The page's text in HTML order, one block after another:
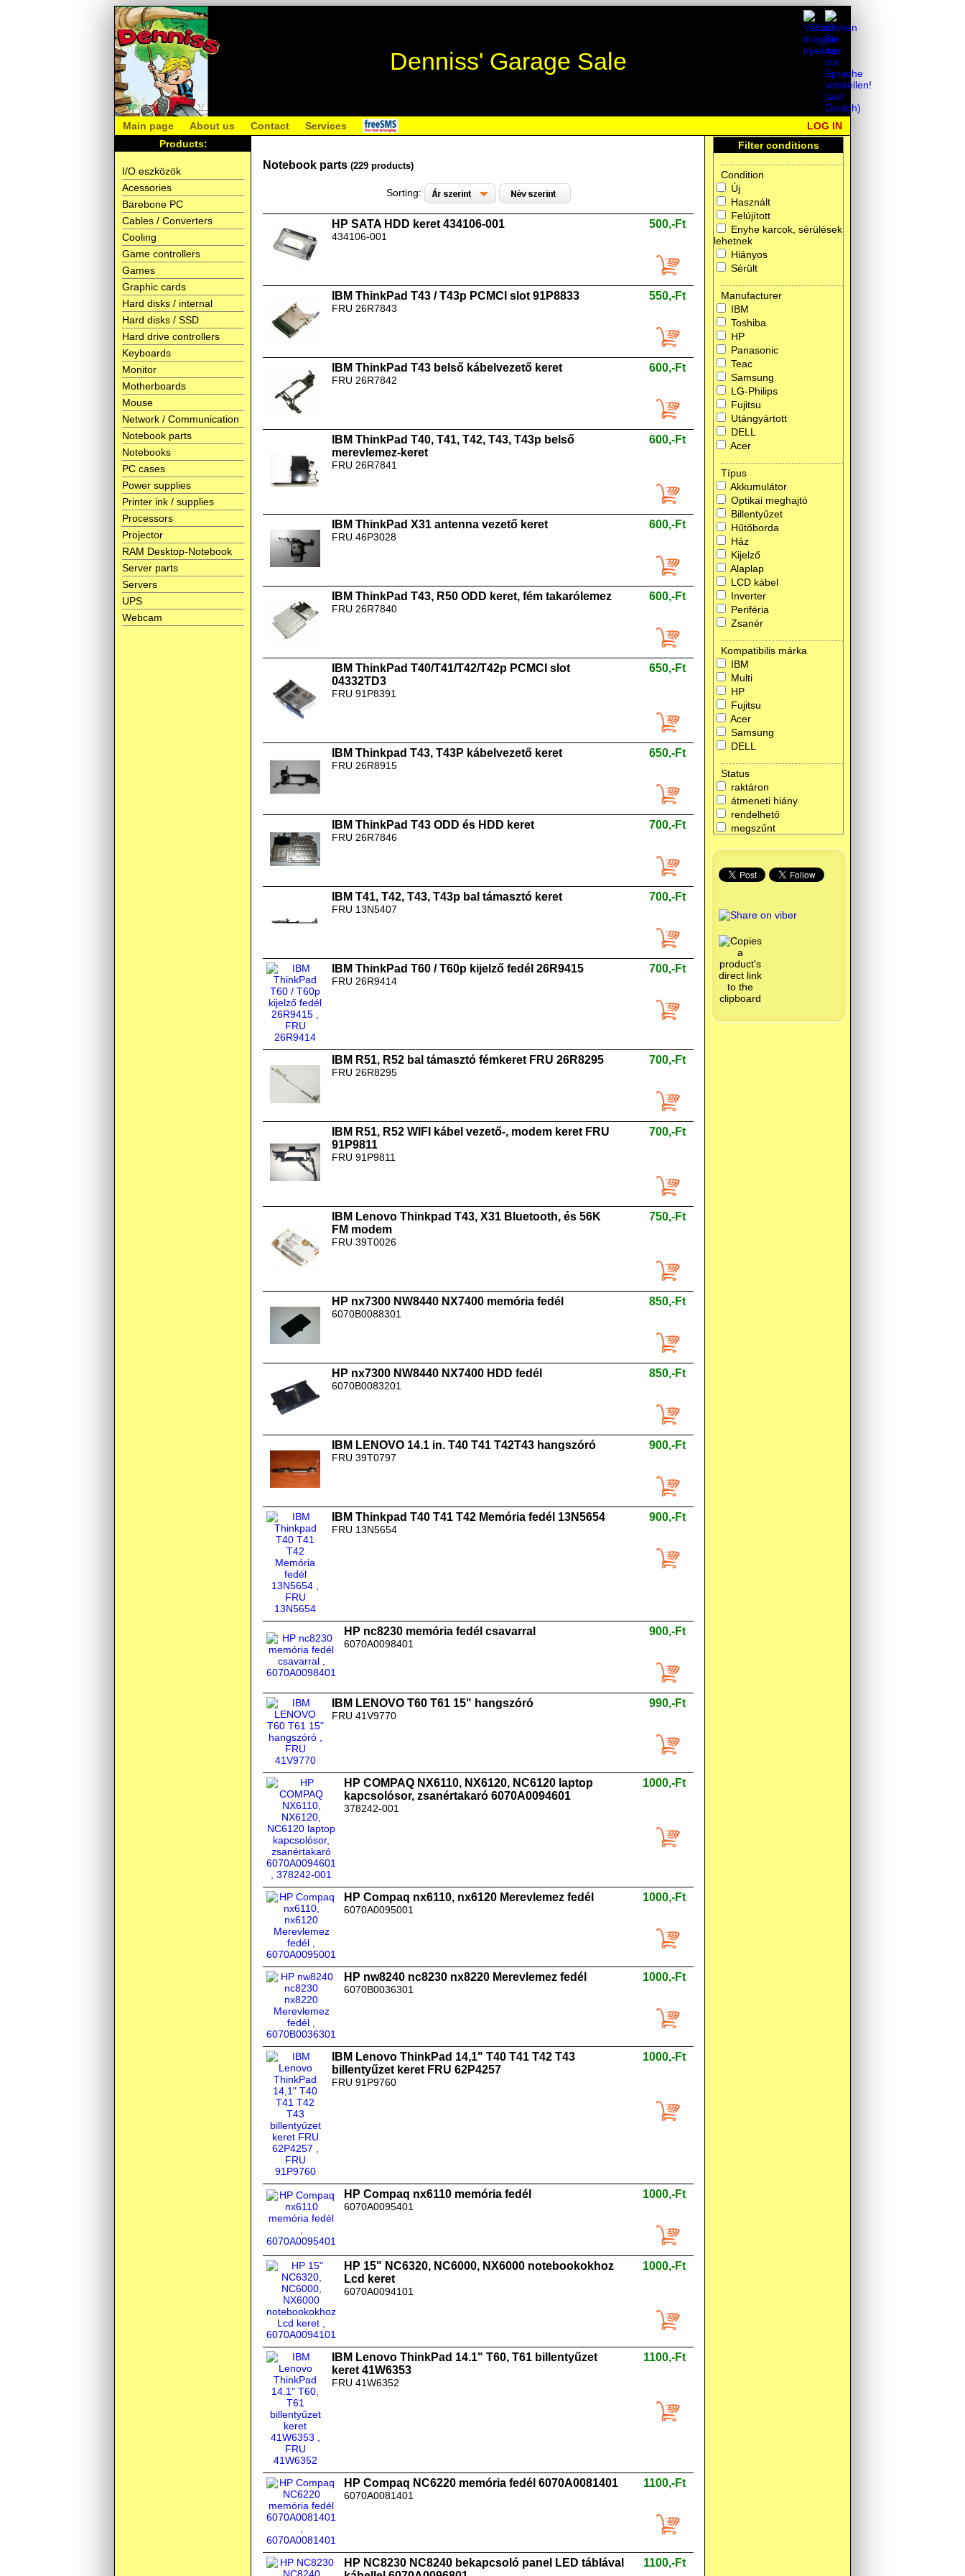
Denniss' Garage Sale
Main page About us Contact Services
LOG IN
Products:
I/O eszközök
Acessories
Barebone PC
Cables / Converters
Cooling
Game controllers
Games
Graphic cards
Hard disks / internal
Hard disks / SSD
Hard drive controllers
Keyboards
Monitor
Motherboards
Mouse
Network / Communication
Notebook parts
Notebooks
PC cases
Power supplies
Printer ink / supplies
Processors
Projector
RAM Desktop-Notebook
Server parts
Servers
UPS
Webcam
Notebook parts (229 products)
Sorting:
HP SATA HDD keret 434106-001
434106-001
500,-Ft
IBM ThinkPad T43 / T43p PCMCI slot 91P8833
FRU 26R7843
550,-Ft
IBM ThinkPad T43 belső kábelvezető keret
FRU 26R7842
600,-Ft
IBM ThinkPad T40, T41, T42, T43, T43p belső
merevlemez-keret
FRU 26R7841
600,-Ft
IBM ThinkPad X31 antenna vezető keret
FRU 46P3028
600,-Ft
IBM ThinkPad T43, R50 ODD keret, fém takarólemez
FRU 26R7840
600,-Ft
IBM ThinkPad T40/T41/T42/T42p PCMCI slot
04332TD3
FRU 91P8391
650,-Ft
IBM Thinkpad T43, T43P kábelvezető keret
FRU 26R8915
650,-Ft
IBM ThinkPad T43 ODD és HDD keret
FRU 26R7846
700,-Ft
IBM T41, T42, T43, T43p bal támasztó keret
FRU 13N5407
700,-Ft
IBM ThinkPad T60 / T60p kijelző fedél 26R9415
FRU 26R9414
700,-Ft
IBM R51, R52 bal támasztó fémkeret FRU 26R8295
FRU 26R8295
700,-Ft
IBM R51, R52 WIFI kábel vezető-, modem keret FRU
91P9811
FRU 91P9811
700,-Ft
IBM Lenovo Thinkpad T43, X31 Bluetooth, és 56K
FM modem
FRU 39T0026
750,-Ft
HP nx7300 NW8440 NX7400 memória fedél
6070B0088301
850,-Ft
HP nx7300 NW8440 NX7400 HDD fedél
6070B0083201
850,-Ft
IBM LENOVO 14.1 in. T40 T41 T42T43 hangszóró
FRU 39T0797
900,-Ft
IBM Thinkpad T40 T41 T42 Memória fedél 13N5654
FRU 13N5654
900,-Ft
HP nc8230 memória fedél csavarral
6070A0098401
900,-Ft
IBM LENOVO T60 T61 15" hangszóró
FRU 41V9770
990,-Ft
HP COMPAQ NX6110, NX6120, NC6120 laptop
kapcsolósor, zsanértakaró 6070A0094601
378242-001
1000,-Ft
HP Compaq nx6110, nx6120 Merevlemez fedél
6070A0095001
1000,-Ft
HP nw8240 nc8230 nx8220 Merevlemez fedél
6070B0036301
1000,-Ft
IBM Lenovo ThinkPad 14,1" T40 T41 T42 T43
billentyűzet keret FRU 62P4257
FRU 91P9760
1000,-Ft
HP Compaq nx6110 memória fedél
6070A0095401
1000,-Ft
HP 15" NC6320, NC6000, NX6000 notebookokhoz
Lcd keret
6070A0094101
1000,-Ft
IBM Lenovo ThinkPad 14.1" T60, T61 billentyűzet
keret 41W6353
FRU 41W6352
1100,-Ft
HP Compaq NC6220 memória fedél 6070A0081401
6070A0081401
1100,-Ft
HP NC8230 NC8240 bekapcsoló panel LED táblával
1100,-Ft
Filter conditions
Condition
Új
Használt
Felújított
Enyhe karcok, sérülések
lehetnek
Hiányos
Sérült
Manufacturer
IBM
Toshiba
HP
Panasonic
Teac
Samsung
LG-Philips
Fujitsu
Utángyártott
DELL
Acer
Típus
Akkumulátor
Optikai meghajtó
Billentyűzet
Hűtőborda
Ház
Kijelző
Alaplap
LCD kábel
Inverter
Periféria
Zsanér
Kompatibilis márka
IBM
Multi
HP
Fujitsu
Acer
Samsung
DELL
Status
raktáron
átmeneti hiány
rendelhető
megszűnt